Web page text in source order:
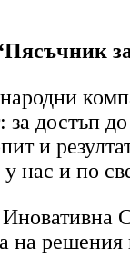
достъп
и
нас и по